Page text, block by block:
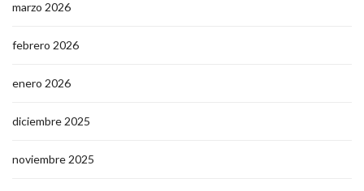
marzo 2026
febrero 2026
enero 2026
diciembre 2025
noviembre 2025